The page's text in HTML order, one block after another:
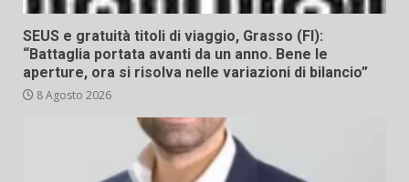
SEUS e gratuità titoli di viaggio, Grasso (FI):
“Battaglia portata avanti da un anno. Bene le
aperture, ora si risolva nelle variazioni di bilancio”
8 Agosto 2026